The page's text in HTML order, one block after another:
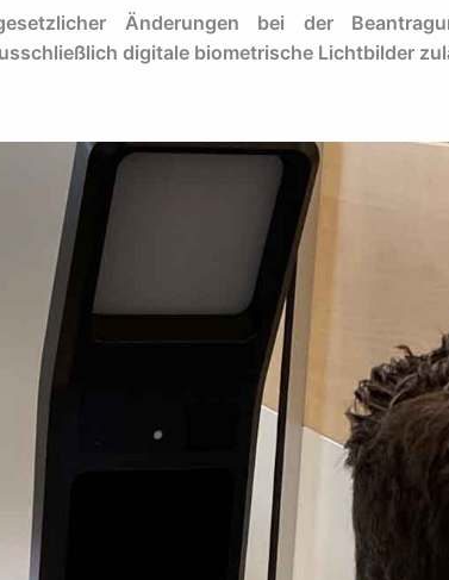
Änderungen bei der
digitale biometrische Lichtbilder